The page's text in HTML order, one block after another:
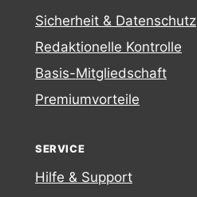
Sicherheit & Datenschutz
Redaktionelle Kontrolle
Basis-Mitgliedschaft
Premiumvorteile
SERVICE
Hilfe & Support